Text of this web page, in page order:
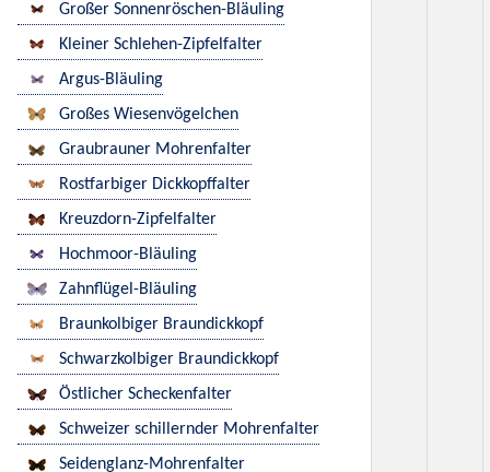
Großer Sonnenröschen-Bläuling
Kleiner Schlehen-Zipfelfalter
Argus-Bläuling
Großes Wiesenvögelchen
Graubrauner Mohrenfalter
Rostfarbiger Dickkopffalter
Kreuzdorn-Zipfelfalter
Hochmoor-Bläuling
Zahnflügel-Bläuling
Braunkolbiger Braundickkopf
Schwarzkolbiger Braundickkopf
Östlicher Scheckenfalter
Schweizer schillernder Mohrenfalter
Seidenglanz-Mohrenfalter